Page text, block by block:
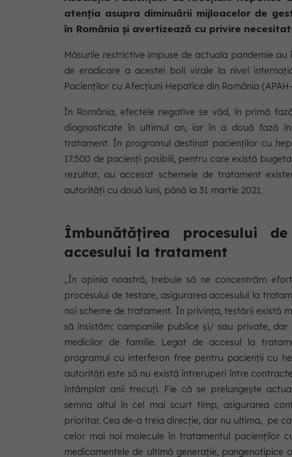
atenția asupra diminuării mijloacelor de
în România și avertizează cu privire
Măsurile restrictive impuse de actuala pandemie
de eradicare a acestei boli virale la nivel
Pacienților cu Afecțiuni Hepatice din România
În România, efectele negative se văd, în primă
diagnosticate în ultimul an, iar în a două fază
tratament. În programul destinat pacienților cu
17.500 de pacienți posibili, pentru care există
rezultat, au accesat schemele de tratament
autorități cu două luni, până la 31 martie 2021.
Îmbunătățirea procesului
accesului la tratament
„În opinia noastră, trebuie să ne concentrăm
procesului de testare, asigurarea accesului la
noi scheme de tratament. În privința, testării există
să insistăm: campaniile publice și/ sau private,
medicilor de familie. Legat de accesul la
programul cu interferon free pentru pacienții cu
autorități este să nu există întreruperi între
întâmplat anii trecuți. Fie că se prelungește
semna altul în cel mai scurt timp, asigurarea
prioritar. Cea de-a treia direcție, dar nu ultima, pe
celor mai noi molecule în tratamentul pacienților
medicamentele de ultimă generație,